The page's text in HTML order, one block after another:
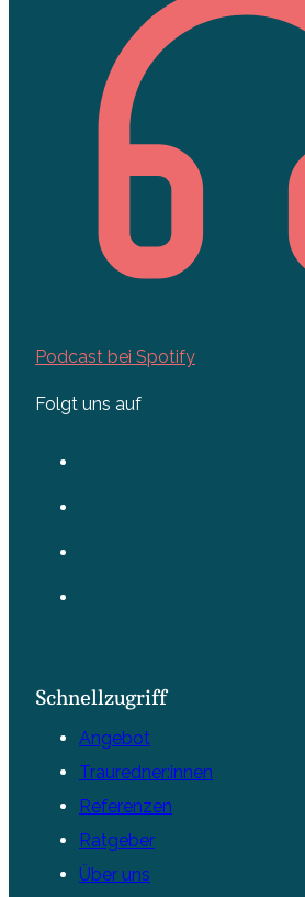
Podcast bei Spotify
Folgt uns auf
Schnellzugriff
Angebot
Trauredner:innen
Referenzen
Ratgeber
Über uns